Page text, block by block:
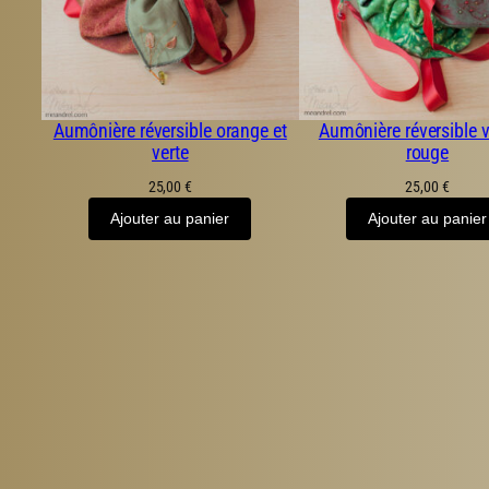
Aumônière réversible orange et
verte
25,00€
Ajouter au panier
Aumônière réversible
rouge
25,00 €
Ajouter au panier